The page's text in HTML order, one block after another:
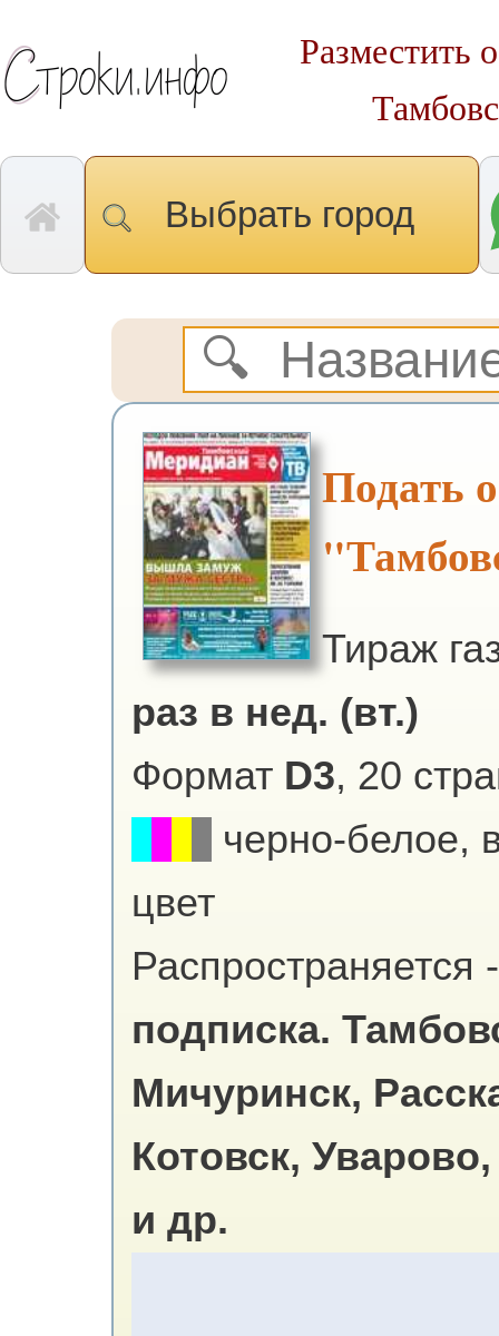
Разместить
Выбрать город
Подать
Тираж
раз в нед. (вт.)
Формат D3, 20
черно-белое,
цвет
Распространяется -
подписка.
Мичуринск,
Котовск,
и др.